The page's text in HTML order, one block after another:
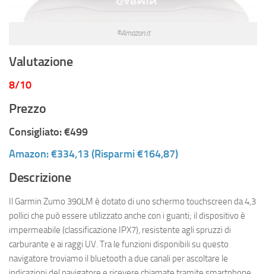
©Amazon.it
Valutazione
8/10
Prezzo
Consigliato: €499
Amazon: €334,13 (Risparmi €164,87)
Descrizione
Il Garmin Zumo 390LM è dotato di uno schermo touchscreen da 4,3
pollici che può essere utilizzato anche con i guanti; il dispositivo è
impermeabile (classificazione IPX7), resistente agli spruzzi di
carburante e ai raggi UV. Tra le funzioni disponibili su questo
navigatore troviamo il bluetooth a due canali per ascoltare le